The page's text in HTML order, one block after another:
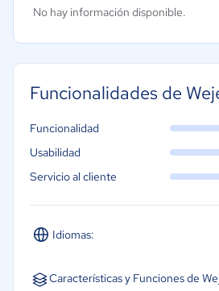
No hay información disponible.
Funcionalidades de
Idiomas:
Español Inglés Portugués
Funcionalidad
Usabilidad
Servicio al cliente
Características y Funciones de